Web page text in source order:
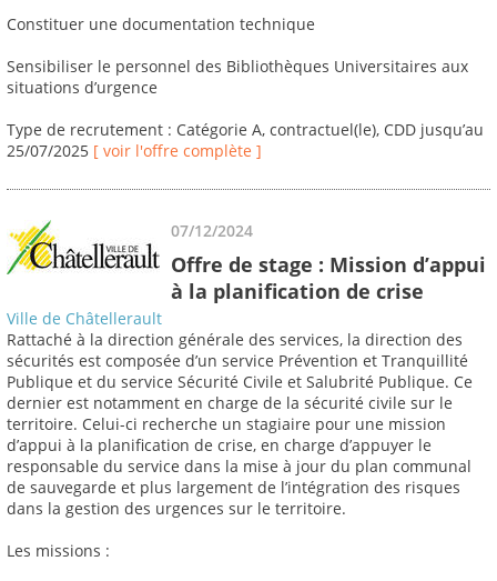
Constituer une documentation technique
Sensibiliser le personnel des Bibliothèques Universitaires aux
situations d’urgence
Type de recrutement : Catégorie A, contractuel(le), CDD jusqu’au
25/07/2025 [ voir l'offre complète ]
07/12/2024
Offre de stage : Mission d’appui
à la planification de crise
Ville de Châtellerault
Rattaché à la direction générale des services, la direction des
sécurités est composée d’un service Prévention et Tranquillité
Publique et du service Sécurité Civile et Salubrité Publique. Ce
dernier est notamment en charge de la sécurité civile sur le
territoire. Celui-ci recherche un stagiaire pour une mission
d’appui à la planification de crise, en charge d’appuyer le
responsable du service dans la mise à jour du plan communal
de sauvegarde et plus largement de l’intégration des risques
dans la gestion des urgences sur le territoire.
Les missions :